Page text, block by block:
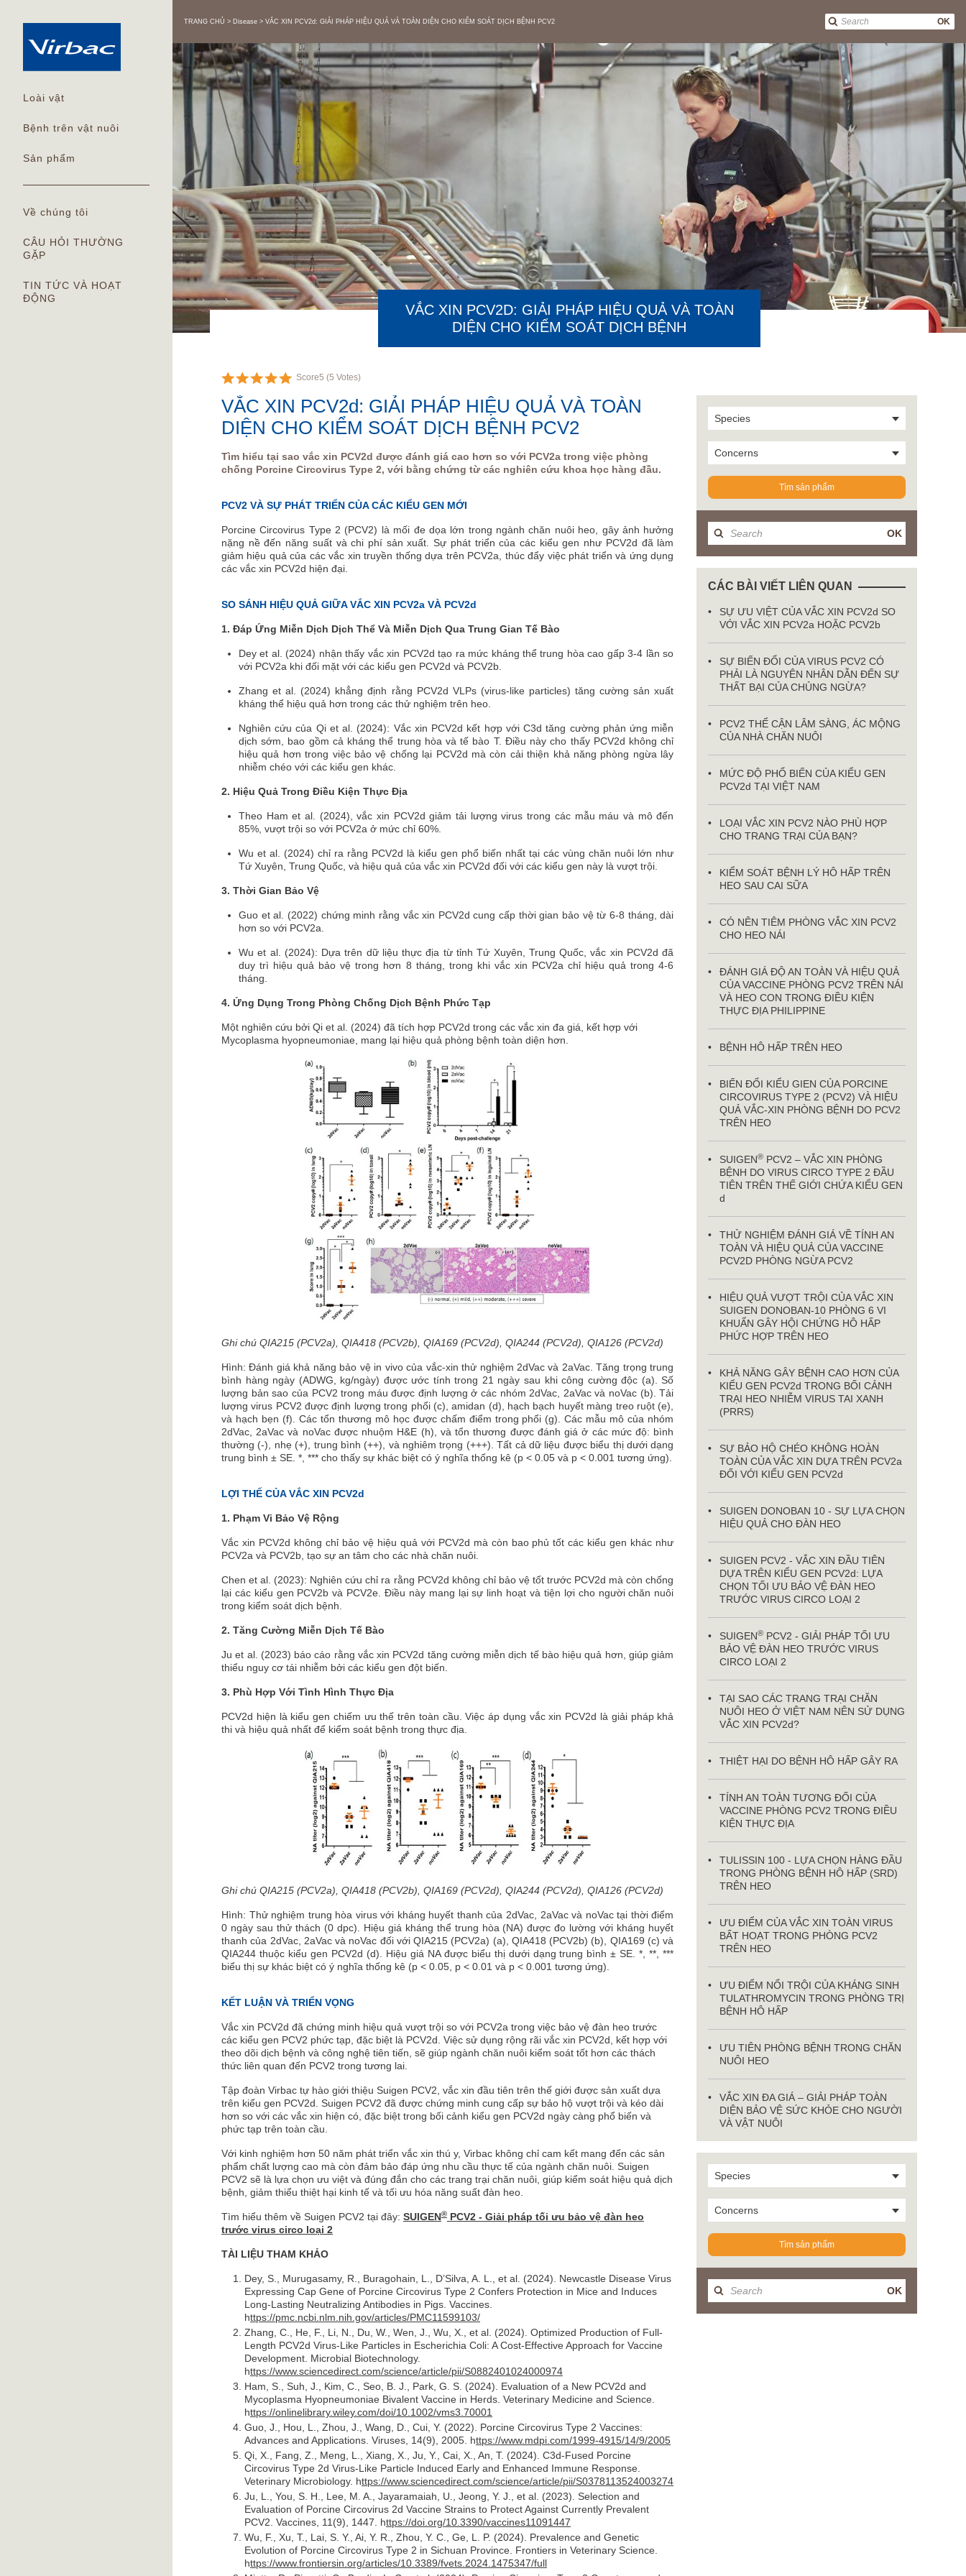
Loài vật
Bệnh trên vật nuôi
Sản phẩm
Về chúng tôi
CÂU HỎI THƯỜNG
GẶP
TIN TỨC VÀ HOẠT
ĐỘNG
OK
TRANG CHỦ Disease VẮC XIN PCV2d: GIẢI PHÁP HIỆU QUẢ VÀ TOÀN DIỆN CHO KIỂM SOÁT DỊCH BỆNH PCV2
VẮC XIN PCV2D: GIẢI PHÁP HIỆU QUẢ VÀ TOÀN
DIỆN CHO KIỂM SOÁT DỊCH BỆNH
Score5 (5 Votes)
VẮC XIN PCV2d: GIẢI PHÁP HIỆU QUẢ VÀ TOÀN
DIỆN CHO KIỂM SOÁT DỊCH BỆNH PCV2
Tìm hiểu tại sao vắc xin PCV2d được đánh giá cao hơn so với PCV2a trong việc phòng
chống Porcine Circovirus Type 2, với bằng chứng từ các nghiên cứu khoa học hàng đầu.
PCV2 VÀ SỰ PHÁT TRIỂN CỦA CÁC KIỂU GEN MỚI
Porcine Circovirus Type 2 (PCV2) là mối đe dọa lớn trong ngành chăn nuôi heo, gây ảnh hưởng
nặng nề đến năng suất và chi phí sản xuất. Sự phát triển của các kiểu gen như PCV2d đã làm
giảm hiệu quả của các vắc xin truyền thống dựa trên PCV2a, thúc đẩy việc phát triển và ứng dụng
các vắc xin PCV2d hiện đại.
SO SÁNH HIỆU QUẢ GIỮA VẮC XIN PCV2a VÀ PCV2d
1. Đáp Ứng Miễn Dịch Dịch Thể Và Miễn Dịch Qua Trung Gian Tế Bào
Dey et al. (2024) nhận thấy vắc xin PCV2d tạo ra mức kháng thể trung hòa cao gấp 3-4 lần so
với PCV2a khi đối mặt với các kiểu gen PCV2d và PCV2b.
Zhang et al. (2024) khẳng định rằng PCV2d VLPs (virus-like particles) tăng cường sản xuất
kháng thể hiệu quả hơn trong các thử nghiệm trên heo.
Nghiên cứu của Qi et al. (2024): Vắc xin PCV2d kết hợp với C3d tăng cường phản ứng miễn
dịch sớm, bao gồm cả kháng thể trung hòa và tế bào T. Điều này cho thấy PCV2d không chỉ
hiệu quả hơn trong việc bảo vệ chống lại PCV2d mà còn cải thiện khả năng phòng ngừa lây
nhiễm chéo với các kiểu gen khác.
2. Hiệu Quả Trong Điều Kiện Thực Địa
Theo Ham et al. (2024), vắc xin PCV2d giảm tải lượng virus trong các mẫu máu và mô đến
85%, vượt trội so với PCV2a ở mức chỉ 60%.
Wu et al. (2024) chỉ ra rằng PCV2d là kiểu gen phổ biến nhất tại các vùng chăn nuôi lớn như
Tứ Xuyên, Trung Quốc, và hiệu quả của vắc xin PCV2d đối với các kiểu gen này là vượt trội.
3. Thời Gian Bảo Vệ
Guo et al. (2022) chứng minh rằng vắc xin PCV2d cung cấp thời gian bảo vệ từ 6-8 tháng, dài
hơn so với PCV2a.
Wu et al. (2024): Dựa trên dữ liệu thực địa từ tỉnh Tứ Xuyên, Trung Quốc, vắc xin PCV2d đã
duy trì hiệu quả bảo vệ trong hơn 8 tháng, trong khi vắc xin PCV2a chỉ hiệu quả trong 4-6
tháng.
4. Ứng Dụng Trong Phòng Chống Dịch Bệnh Phức Tạp
Một nghiên cứu bởi Qi et al. (2024) đã tích hợp PCV2d trong các vắc xin đa giá, kết hợp với
Mycoplasma hyopneumoniae, mang lại hiệu quả phòng bệnh toàn diện hơn.
Ghi chú QIA215 (PCV2a), QIA418 (PCV2b), QIA169 (PCV2d), QIA244 (PCV2d), QIA126 (PCV2d)
Hình: Đánh giá khả năng bảo vệ in vivo của vắc-xin thử nghiệm 2dVac và 2aVac. Tăng trọng trung
bình hàng ngày (ADWG, kg/ngày) được ước tính trong 21 ngày sau khi công cường độc (a). Số
lượng bản sao của PCV2 trong máu được định lượng ở các nhóm 2dVac, 2aVac và noVac (b). Tải
lượng virus PCV2 được định lượng trong phổi (c), amidan (d), hạch bạch huyết màng treo ruột (e),
và hạch bẹn (f). Các tổn thương mô học được chấm điểm trong phổi (g). Các mẫu mô của nhóm
2dVac, 2aVac và noVac được nhuộm H&E (h), và tổn thương được đánh giá ở các mức độ: bình
thường (-), nhẹ (+), trung bình (++), và nghiêm trọng (+++). Tất cả dữ liệu được biểu thị dưới dạng
trung bình ± SE. *, *** cho thấy sự khác biệt có ý nghĩa thống kê (p < 0.05 và p < 0.001 tương ứng).
LỢI THẾ CỦA VẮC XIN PCV2d
1. Phạm Vi Bảo Vệ Rộng
Vắc xin PCV2d không chỉ bảo vệ hiệu quả với PCV2d mà còn bao phủ tốt các kiểu gen khác như
PCV2a và PCV2b, tạo sự an tâm cho các nhà chăn nuôi.
Chen et al. (2023): Nghiên cứu chỉ ra rằng PCV2d không chỉ bảo vệ tốt trước PCV2d mà còn chống
lại các kiểu gen PCV2b và PCV2e. Điều này mang lại sự linh hoạt và tiện lợi cho người chăn nuôi
trong kiểm soát dịch bệnh.
2. Tăng Cường Miễn Dịch Tế Bào
Ju et al. (2023) báo cáo rằng vắc xin PCV2d tăng cường miễn dịch tế bào hiệu quả hơn, giúp giảm
thiểu nguy cơ tái nhiễm bởi các kiểu gen đột biến.
3. Phù Hợp Với Tình Hình Thực Địa
PCV2d hiện là kiểu gen chiếm ưu thế trên toàn cầu. Việc áp dụng vắc xin PCV2d là giải pháp khả
thi và hiệu quả nhất để kiểm soát bệnh trong thực địa.
Ghi chú QIA215 (PCV2a), QIA418 (PCV2b), QIA169 (PCV2d), QIA244 (PCV2d), QIA126 (PCV2d)
Hình: Thử nghiệm trung hòa virus với kháng huyết thanh của 2dVac, 2aVac và noVac tại thời điểm
0 ngày sau thử thách (0 dpc). Hiệu giá kháng thể trung hòa (NA) được đo lường với kháng huyết
thanh của 2dVac, 2aVac và noVac đối với QIA215 (PCV2a) (a), QIA418 (PCV2b) (b), QIA169 (c) và
QIA244 thuộc kiểu gen PCV2d (d). Hiệu giá NA được biểu thị dưới dạng trung bình ± SE. *, **, ***
biểu thị sự khác biệt có ý nghĩa thống kê (p < 0.05, p < 0.01 và p < 0.001 tương ứng).
KẾT LUẬN VÀ TRIỂN VỌNG
Vắc xin PCV2d đã chứng minh hiệu quả vượt trội so với PCV2a trong việc bảo vệ đàn heo trước
các kiểu gen PCV2 phức tạp, đặc biệt là PCV2d. Việc sử dụng rộng rãi vắc xin PCV2d, kết hợp với
theo dõi dịch bệnh và công nghệ tiên tiến, sẽ giúp ngành chăn nuôi kiểm soát tốt hơn các thách
thức liên quan đến PCV2 trong tương lai.
Tập đoàn Virbac tự hào giới thiệu Suigen PCV2, vắc xin đầu tiên trên thế giới được sản xuất dựa
trên kiểu gen PCV2d. Suigen PCV2 đã được chứng minh cung cấp sự bảo hộ vượt trội và kéo dài
hơn so với các vắc xin hiện có, đặc biệt trong bối cảnh kiểu gen PCV2d ngày càng phổ biến và
phức tạp trên toàn cầu.
Với kinh nghiệm hơn 50 năm phát triển vắc xin thú y, Virbac không chỉ cam kết mang đến các sản
phẩm chất lượng cao mà còn đảm bảo đáp ứng nhu cầu thực tế của ngành chăn nuôi. Suigen
PCV2 sẽ là lựa chọn ưu việt và đúng đắn cho các trang trại chăn nuôi, giúp kiểm soát hiệu quả dịch
bệnh, giảm thiểu thiệt hại kinh tế và tối ưu hóa năng suất đàn heo.
Tìm hiểu thêm về Suigen PCV2 tại đây: SUIGEN® PCV2 - Giải pháp tối ưu bảo vệ đàn heo
trước virus circo loại 2
TÀI LIỆU THAM KHẢO
Dey, S., Murugasamy, R., Buragohain, L., D’Silva, A. L., et al. (2024). Newcastle Disease Virus
Expressing Cap Gene of Porcine Circovirus Type 2 Confers Protection in Mice and Induces
Long-Lasting Neutralizing Antibodies in Pigs. Vaccines.
https://pmc.ncbi.nlm.nih.gov/articles/PMC11599103/
Zhang, C., He, F., Li, N., Du, W., Wen, J., Wu, X., et al. (2024). Optimized Production of Full-
Length PCV2d Virus-Like Particles in Escherichia Coli: A Cost-Effective Approach for Vaccine
Development. Microbial Biotechnology.
https://www.sciencedirect.com/science/article/pii/S0882401024000974
Ham, S., Suh, J., Kim, C., Seo, B. J., Park, G. S. (2024). Evaluation of a New PCV2d and
Mycoplasma Hyopneumoniae Bivalent Vaccine in Herds. Veterinary Medicine and Science.
https://onlinelibrary.wiley.com/doi/10.1002/vms3.70001
Guo, J., Hou, L., Zhou, J., Wang, D., Cui, Y. (2022). Porcine Circovirus Type 2 Vaccines:
Advances and Applications. Viruses, 14(9), 2005. https://www.mdpi.com/1999-4915/14/9/2005
Qi, X., Fang, Z., Meng, L., Xiang, X., Ju, Y., Cai, X., An, T. (2024). C3d-Fused Porcine
Circovirus Type 2d Virus-Like Particle Induced Early and Enhanced Immune Response.
Veterinary Microbiology. https://www.sciencedirect.com/science/article/pii/S0378113524003274
Ju, L., You, S. H., Lee, M. A., Jayaramaiah, U., Jeong, Y. J., et al. (2023). Selection and
Evaluation of Porcine Circovirus 2d Vaccine Strains to Protect Against Currently Prevalent
PCV2. Vaccines, 11(9), 1447. https://doi.org/10.3390/vaccines11091447
Wu, F., Xu, T., Lai, S. Y., Ai, Y. R., Zhou, Y. C., Ge, L. P. (2024). Prevalence and Genetic
Evolution of Porcine Circovirus Type 2 in Sichuan Province. Frontiers in Veterinary Science.
https://www.frontiersin.org/articles/10.3389/fvets.2024.1475347/full
Species
Concerns
Tìm sản phẩm
OK
CÁC BÀI VIẾT LIÊN QUAN
SỰ ƯU VIỆT CỦA VẮC XIN PCV2d SO
VỚI VẮC XIN PCV2a HOẶC PCV2b
SỰ BIẾN ĐỔI CỦA VIRUS PCV2 CÓ
PHẢI LÀ NGUYÊN NHÂN DẪN ĐẾN SỰ
THẤT BẠI CỦA CHỦNG NGỪA?
PCV2 THỂ CẬN LÂM SÀNG, ÁC MỘNG
CỦA NHÀ CHĂN NUÔI
MỨC ĐỘ PHỔ BIẾN CỦA KIỂU GEN
PCV2d TẠI VIỆT NAM
LOẠI VẮC XIN PCV2 NÀO PHÙ HỢP
CHO TRANG TRẠI CỦA BẠN?
KIỂM SOÁT BỆNH LÝ HÔ HẤP TRÊN
HEO SAU CAI SỮA
CÓ NÊN TIÊM PHÒNG VẮC XIN PCV2
CHO HEO NÁI
ĐÁNH GIÁ ĐỘ AN TOÀN VÀ HIỆU QUẢ
CỦA VACCINE PHÒNG PCV2 TRÊN NÁI
VÀ HEO CON TRONG ĐIỀU KIỆN
THỰC ĐỊA PHILIPPINE
BỆNH HÔ HẤP TRÊN HEO
BIẾN ĐỔI KIỂU GIEN CỦA PORCINE
CIRCOVIRUS TYPE 2 (PCV2) VÀ HIỆU
QUẢ VẮC-XIN PHÒNG BỆNH DO PCV2
TRÊN HEO
SUIGEN® PCV2 – VẮC XIN PHÒNG
BỆNH DO VIRUS CIRCO TYPE 2 ĐẦU
TIÊN TRÊN THẾ GIỚI CHỨA KIỂU GEN
d
THỬ NGHIỆM ĐÁNH GIÁ VỀ TÍNH AN
TOÀN VÀ HIỆU QUẢ CỦA VACCINE
PCV2D PHÒNG NGỪA PCV2
HIỆU QUẢ VƯỢT TRỘI CỦA VẮC XIN
SUIGEN DONOBAN-10 PHÒNG 6 VI
KHUẨN GÂY HỘI CHỨNG HÔ HẤP
PHỨC HỢP TRÊN HEO
KHẢ NĂNG GÂY BỆNH CAO HƠN CỦA
KIỂU GEN PCV2d TRONG BỐI CẢNH
TRẠI HEO NHIỄM VIRUS TAI XANH
(PRRS)
SỰ BẢO HỘ CHÉO KHÔNG HOÀN
TOÀN CỦA VẮC XIN DỰA TRÊN PCV2a
ĐỐI VỚI KIỂU GEN PCV2d
SUIGEN DONOBAN 10 - SỰ LỰA CHỌN
HIỆU QUẢ CHO ĐÀN HEO
SUIGEN PCV2 - VẮC XIN ĐẦU TIÊN
DỰA TRÊN KIỂU GEN PCV2d: LỰA
CHỌN TỐI ƯU BẢO VỆ ĐÀN HEO
TRƯỚC VIRUS CIRCO LOẠI 2
SUIGEN® PCV2 - GIẢI PHÁP TỐI ƯU
BẢO VỆ ĐÀN HEO TRƯỚC VIRUS
CIRCO LOẠI 2
TẠI SAO CÁC TRANG TRẠI CHĂN
NUÔI HEO Ở VIỆT NAM NÊN SỬ DỤNG
VẮC XIN PCV2d?
THIỆT HẠI DO BỆNH HÔ HẤP GÂY RA
TÍNH AN TOÀN TƯƠNG ĐỐI CỦA
VACCINE PHÒNG PCV2 TRONG ĐIỀU
KIỆN THỰC ĐỊA
TULISSIN 100 - LỰA CHỌN HÀNG ĐẦU
TRONG PHÒNG BỆNH HÔ HẤP (SRD)
TRÊN HEO
ƯU ĐIỂM CỦA VẮC XIN TOÀN VIRUS
BẤT HOẠT TRONG PHÒNG PCV2
TRÊN HEO
ƯU ĐIỂM NỔI TRỘI CỦA KHÁNG SINH
TULATHROMYCIN TRONG PHÒNG TRỊ
BỆNH HÔ HẤP
ƯU TIÊN PHÒNG BỆNH TRONG CHĂN
NUÔI HEO
VẮC XIN ĐA GIÁ – GIẢI PHÁP TOÀN
DIỆN BẢO VỆ SỨC KHỎE CHO NGƯỜI
VÀ VẬT NUÔI
Species
Concerns
Tìm sản phẩm
OK